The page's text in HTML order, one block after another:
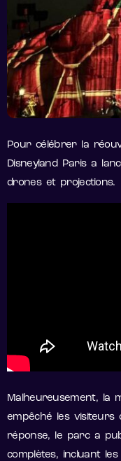
Pour célébrer la
Disneyland Paris a
drones et projections.
Malheureusement, la
empêché les visiteurs
réponse, le parc a
complètes, incluant